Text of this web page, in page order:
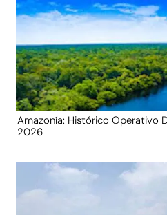
Amazonía: Histórico Operativo
2026